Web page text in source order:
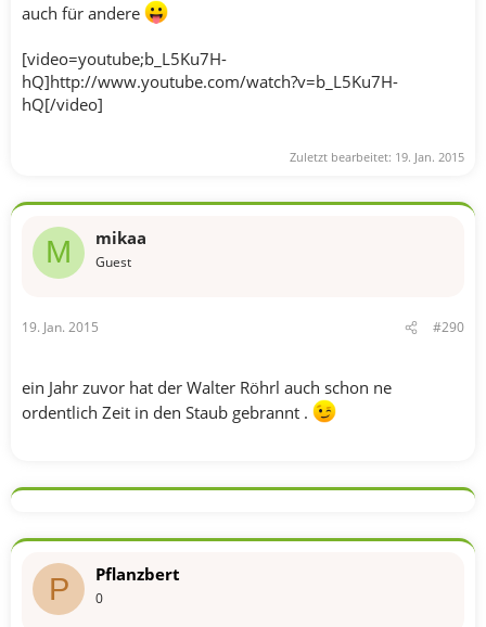
auch für andere
[video=youtube;b_L5Ku7H-
hQ]http://www.youtube.com/watch?v=b_L5Ku7H-
hQ[/video]
Zuletzt bearbeitet: 19. Jan. 2015
M mikaa
Guest
19. Jan. 2015 #290
ein Jahr zuvor hat der Walter Röhrl auch schon ne
ordentlich Zeit in den Staub gebrannt .
P Pflanzbert
0